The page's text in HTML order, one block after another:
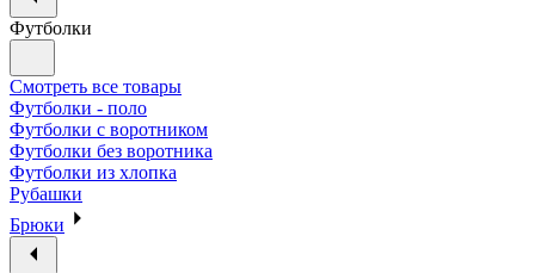
Футболки
Смотреть все товары
Футболки - поло
Футболки с воротником
Футболки без воротника
Футболки из хлопка
Рубашки
Брюки